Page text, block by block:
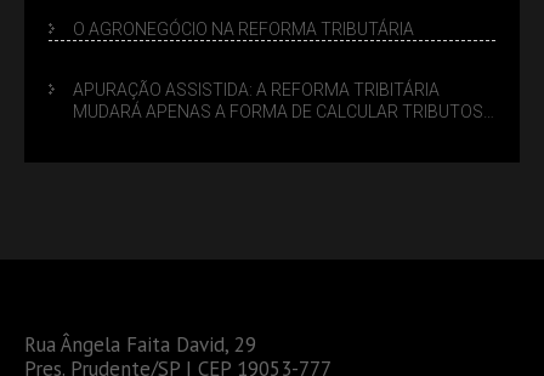
O AGRONEGÓCIO NA REFORMA TRIBUTÁRIA
APURAÇÃO ASSISTIDA: A REFORMA TRIBITÁRIA
MUDARÁ APENAS A FORMA DE CALCULAR TRIBUTOS
Rua Ângela Faita David, 29
Pres. Prudente/SP | CEP 19053-777